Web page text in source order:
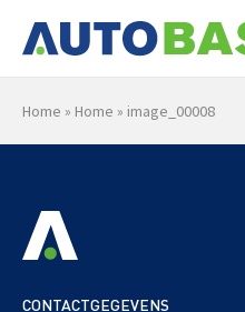
Home » Home » image_00008
CONTACTGEGEVENS